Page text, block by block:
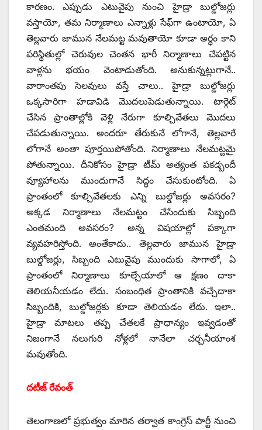
కారణం. ఎప్పుడు ఎటువైపు నుంచి హైడ్రా బుల్డోజర్లు
వస్తాయో, తమ నిర్మాణాలు ఎన్నాళ్లు సేఫ్‌గా ఉంటాయో, ఏ
తెల్లవారు జామున నేలమట్ట మవుతాయో కూడా అర్థం కాని
పరిస్థితుల్లో చెరువుల చెంతన భారీ నిర్మాణాలు చేపట్టిన
వాళ్లను భయం వెంటాడుతోంది. అనుకున్నట్లుగానే..
వారాంతపు సెలవులు వస్తే చాలు.. హైడ్రా బుల్డోజర్లు
ఒక్కసారిగా హడావిడి మొదలుపెడుతున్నాయి. టార్గెట్‌
‌చేసిన ప్రాంతాల్లోకి వెళ్లి నేరుగా కూల్చివేతలు మొదలు
చేపడుతున్నాయి. అందరూ తేరుకునే లోగానే, తెల్లవారే
లోగానే అంతా పూర్తయిపోతోంది. నిర్మాణాలు నేలమట్టమై
పోతున్నాయి. దీనికోసం హైడ్రా టీమ్‌ అత్యంత పకడ్బందీ
వ్యూహాలను ముందుగానే సిద్ధం చేసుకుంటోంది. ఏ
ప్రాంతంలో కూల్చివేతలకు ఎన్ని బుల్డోజర్లు అవసరం?
అక్కడ నిర్మాణాలు నేలమట్టం చేసేందుకు సిబ్బంది
ఎంతమంది అవసరం? అన్న విషయాల్లో పక్కాగా
వ్యవహరిస్తోంది. అంతేకాదు.. తెల్లవారు జామున హైడ్రా
బుల్డోజర్లు, సిబ్బంది ఎటువైపు ముందుకు సాగాలో, ఏ
ప్రాంతంలో నిర్మాణాలు కూల్చేయాలో ఆ క్షణం దాకా
తెలియనీయడం లేదు. సంబంధిత ప్రాంతానికి వచ్చేదాకా
సిబ్బందికి, బుల్డోజర్లకు కూడా తెలియడం లేదు. ఇలా..
హైడ్రా మాటలు తప్ప చేతలకే ప్రాధాన్యం ఇవ్వడంతో
నిజంగానే నలుగురి నోళ్లలో నానేలా చర్చనీయాంశ
మవుతోంది.
దటీజ్‌ ‌రేవంత్‌
‌తెలంగాణలో ప్రభుత్వం మారిన తర్వాత కాంగ్రెస్‌ ‌పార్టీ నుంచి